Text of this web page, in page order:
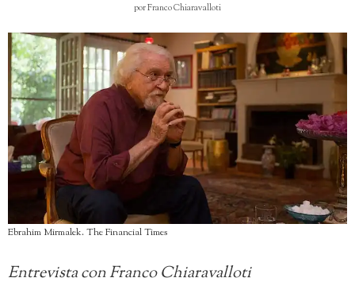
porFranco Chiaravalloti
Ebrahim Mirmalek. The Financial Times
Entrevista con Franco Chiaravalloti